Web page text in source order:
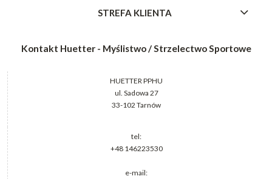
STREFA KLIENTA
Kontakt Huetter - Myślistwo / Strzelectwo Sportowe
HUETTER PPHU
ul. Sadowa 27
33-102 Tarnów
tel:
+48 146223530
e-mail: